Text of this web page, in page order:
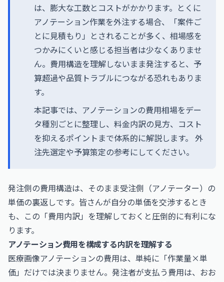
は、膨大な工数とコストがかかります。とくに
アノテーション作業を外注する場合、「案件ご
とに見積もり」とされることが多く、相場感を
つかみにくいと感じる担当者は少なくありませ
ん。費用構造を理解しないまま発注すると、予
算超過や品質トラブルにつながる恐れもありま
す。
本記事では、アノテーションの費用相場をデー
タ種別ごとに整理し、料金内訳の見方、コスト
を抑えるポイントまで体系的に解説します。 外
注先選定や予算策定の参考にしてください。
発注側の費用構造は、そのまま受注側（アノテーター）の
単価の裏返しです。皆さんが自分の単価を交渉するとき
も、この「費用内訳」を理解しておくと圧倒的に有利にな
ります。
アノテーション費用を構成する内訳を理解する
医療画像アノテーションの費用は、単純に「作業量×単
価」だけでは決まりません。発注者が支払う費用は、おお